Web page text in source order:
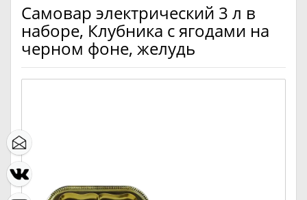
Самовар электрический 3 л в
наборе, Клубника с ягодами на
черном фоне, желудь